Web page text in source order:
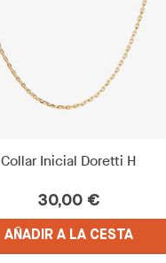
Collar Inicial Doretti H
30,00 €
AÑADIR A LA CESTA